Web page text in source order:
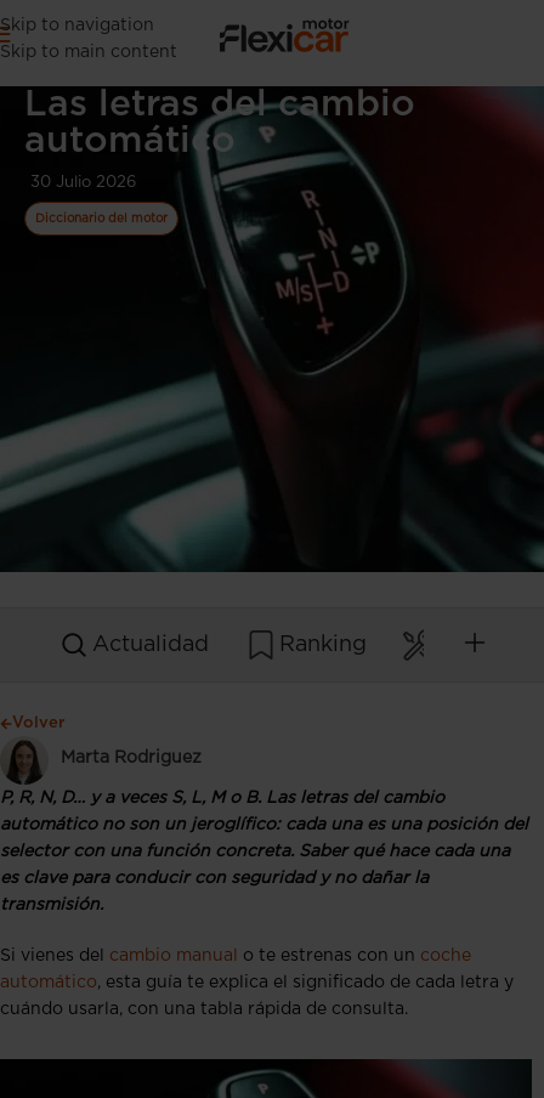
Skip to navigation
Skip to main content
Las letras del cambio
automático
30 Julio 2026
Diccionario del motor
Actualidad Ranking
Volver
Marta Rodriguez
P, R, N, D… y a veces S, L, M o B. Las letras del cambio
automático no son un jeroglífico: cada una es una posición del
selector con una función concreta. Saber qué hace cada una
es clave para conducir con seguridad y no dañar la
transmisión.
Si vienes del cambio manual o te estrenas con un coche
automático, esta guía te explica el significado de cada letra y
cuándo usarla, con una tabla rápida de consulta.